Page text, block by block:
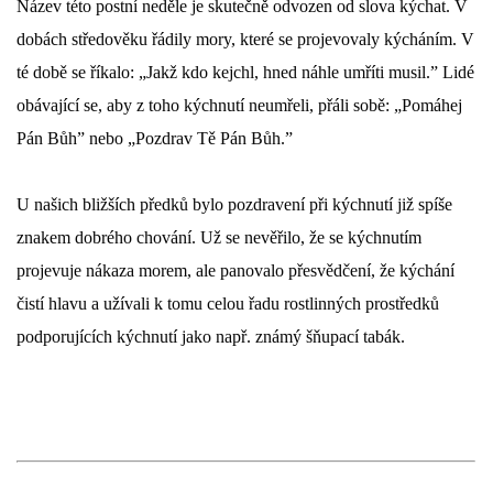
--------------------------------------------------------------
Tento projekt je realizován za finanční podpory
města Domažlice.
Název této postní neděle je skutečně odvozen od slova kýchat. V
dobách středověku řádily mory, které se projevovaly kýcháním. V
té době se říkalo: „Jakž kdo kejchl, hned náhle umříti musil.” Lidé
obávající se, aby z toho kýchnutí neumřeli, přáli sobě: „Pomáhej
Pán Bůh” nebo „Pozdrav Tě Pán Bůh.”
U našich bližších předků bylo pozdravení při kýchnutí již spíše
znakem dobrého chování. Už se nevěřilo, že se kýchnutím
projevuje nákaza morem, ale panovalo přesvědčení, že kýchání
čistí hlavu a užívali k tomu celou řadu rostlinných prostředků
podporujících kýchnutí jako např. známý šňupací tabák.